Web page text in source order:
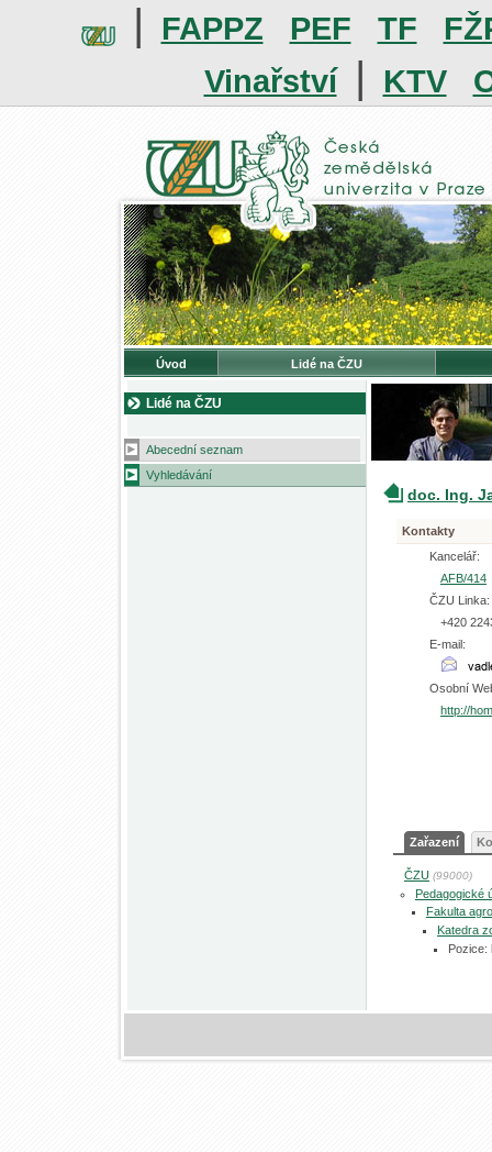
| FAPPZ PEF TF
Vinařství | KTV
Úvod Lidé na ČZU
Lidé na ČZU
Abecední seznam
Vyhledávání
doc. Ing.
Kontakty
Kancelář:
AFB/414
ČZU Linka:
+420
E-mail:
Osobní
http://
Zařazení
ČZU (99000)
Pedagogické
Fakulta
Katedra
Pozice: